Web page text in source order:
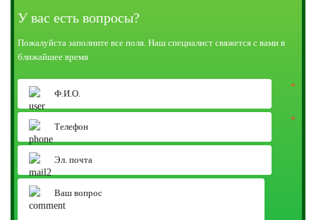
У вас есть вопросы?
Пожалуйста заполните все поля. Наш специалист свяжется с вами в
ближайшее время